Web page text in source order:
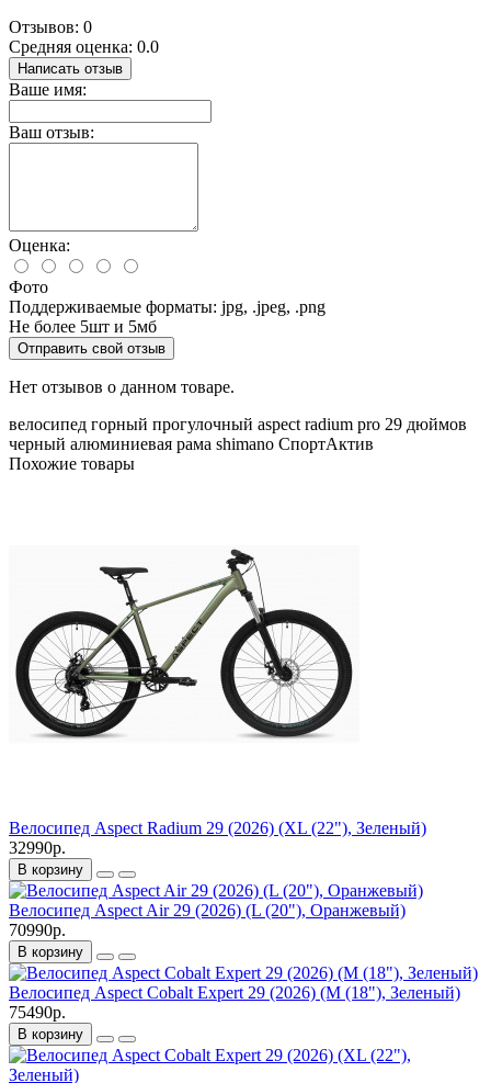
Отзывов: 0
Средняя оценка: 0.0
Написать отзыв
Ваше имя:
Ваш отзыв:
Оценка:
Фото
Поддерживаемые форматы: jpg, .jpeg, .png
Не более 5шт и 5мб
Отправить свой отзыв
Нет отзывов о данном товаре.
велосипед горный прогулочный aspect radium pro 29 дюймов
черный алюминиевая рама shimano СпортАктив
Похожие товары
Велосипед Aspect Radium 29 (2026) (XL (22"), Зеленый)
32990р.
В корзину
Велосипед Aspect Air 29 (2026) (L (20"), Оранжевый)
70990р.
В корзину
Велосипед Aspect Cobalt Expert 29 (2026) (M (18"), Зеленый)
75490р.
В корзину